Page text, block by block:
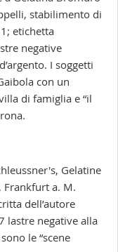
stabilimento di
etichetta
negative
I soggetti
con un
di famiglia e “il
Gelatine
Frankfurt a. M.
dell’autore
lastre negative alla
le “scene